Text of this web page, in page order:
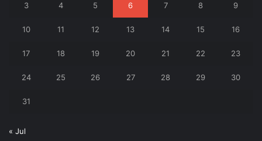
3 4 5 6 7 8 9
10 11 12 13 14 15 16
17 18 19 20 21 22 23
24 25 26 27 28 29 30
31
« Jul